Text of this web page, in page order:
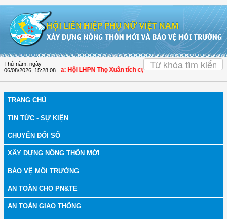
Thứ năm, ngày
06/08/2026 15:28:09
bệnh | Thanh Hóa: Hội LHPN Thọ Xuân tích cực góp phần nâng cao tỷ lệ
TRANG CHỦ
TIN TỨC - SỰ KIỆN
CHUYỂN ĐỔI SỐ
XÂY DỰNG NÔNG THÔN MỚI
BẢO VỆ MÔI TRƯỜNG
AN TOÀN CHO PN&TE
AN TOÀN GIAO THÔNG
OK